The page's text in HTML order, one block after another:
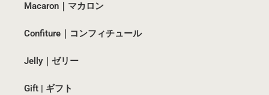
Macaron｜マカロン
Confiture｜コンフィチュール
Jelly｜ゼリー
Gift | ギフト